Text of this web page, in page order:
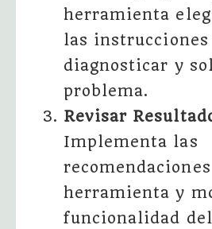
herramienta
las instrucciones
diagnosticar y
problema.
Revisar
Implementa las
herramienta y
funcionalidad